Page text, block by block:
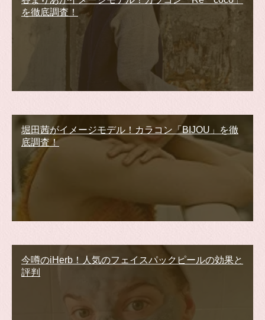
を徹底調査！
堀田茜がイメージモデル！カラコン「BIJOU」を徹
底調査！
今噂のiHerb！人気のフェイスパックピールの効果と
評判